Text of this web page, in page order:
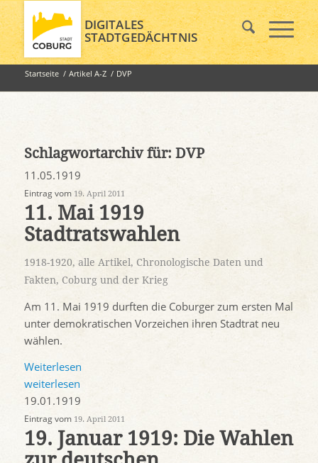
DIGITALES
STADTGEDÄCHTNIS
Startseite / Artikel A-Z / DVP
Schlagwortarchiv für: DVP
11.05.1919
Eintrag vom 19. April 2011
11. Mai 1919
Stadtratswahlen
1918-1920, alle Artikel, Chronologische Daten und
Fakten, Coburg und der Krieg
Am 11. Mai 1919 durften die Coburger zum ersten Mal
unter demokratischen Vorzeichen ihren Stadtrat neu
wählen.
Weiterlesen
weiterlesen
19.01.1919
Eintrag vom 19. April 2011
19. Januar 1919: Die Wahlen